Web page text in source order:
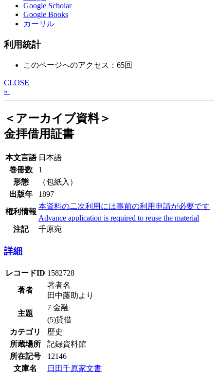
Google Scholar
Google Books
カーリル
利用統計
このページへのアクセス：65回
CLOSE
»
＜アーカイブ資料＞
金拝借用証書
本文言語 日本語
巻冊数
1
形態
（包紙入）
出版年
1897
権利情報
本資料の二次利用には事前の利用申請が必要です
Advance application is required to reuse the material
注記
千原宛
詳細
レコードID 1582728
著者
著者名
田中藤助より
主題
7 金融
(5)貸借
カテゴリ
歴史
所蔵場所
記録資料館
所在記号
12146
文庫名
日田千原家文書